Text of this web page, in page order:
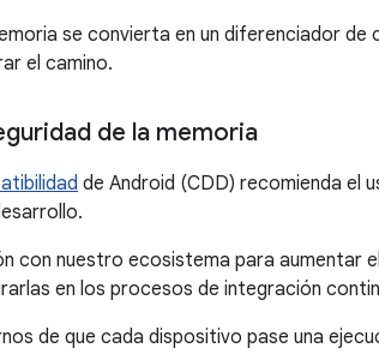
se convierta en un diferenciador de
el camino.
de la memoria
de Android (CDD) recomienda el
con nuestro ecosistema para aumentar
en los procesos de integración
de que cada dispositivo pase una